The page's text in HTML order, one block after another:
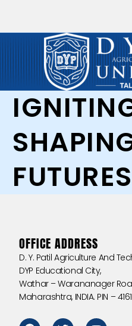
OFFICE ADDRESS
D. Y. Patil Agriculture And
DYP Educational City,
Wathar – Warananager
Maharashtra, INDIA. PIN –
F T Y